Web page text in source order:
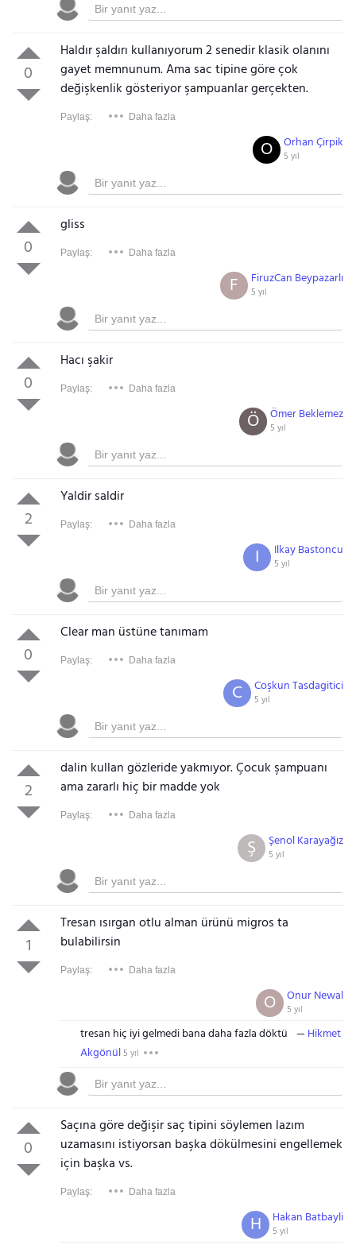
0
Haldır şaldırı kullanıyorum 2 senedir klasik olanını
gayet memnunum. Ama sac tipine göre çok
değişkenlik gösteriyor şampuanlar gerçekten.
Paylaş: Daha fazla
Orhan Çirpik
5 yıl
O
0
gliss
Paylaş: Daha fazla
FiruzCan Beypazarlı
5 yıl
F
0
Hacı şakir
Paylaş: Daha fazla
Ömer Beklemez
5 yıl
Ö
2
Yaldir saldir
Paylaş: Daha fazla
Ilkay Bastoncu
5 yıl
I
0
Clear man üstüne tanımam
Paylaş: Daha fazla
Coşkun Tasdagitici
5 yıl
C
2
dalin kullan gözleride yakmıyor. Çocuk şampuanı
ama zararlı hiç bir madde yok
Paylaş: Daha fazla
Şenol Karayağız
5 yıl
Ş
1
Tresan ısırgan otlu alman ürünü migros ta
bulabilirsin
Paylaş: Daha fazla
Onur Newal
5 yıl
O
tresan hiç iyi gelmedi bana daha fazla döktü
Hikmet
Akgönül5 yıl
0
Saçına göre değişir saç tipini söylemen lazım
uzamasını istiyorsan başka dökülmesini engellemek
için başka vs.
Paylaş: Daha fazla
Hakan Batbayli
5 yıl
H